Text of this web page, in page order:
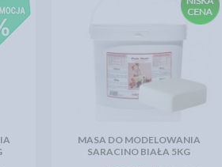
MASA DO MODELOWANIA
SARACINO BIAŁA 5KG